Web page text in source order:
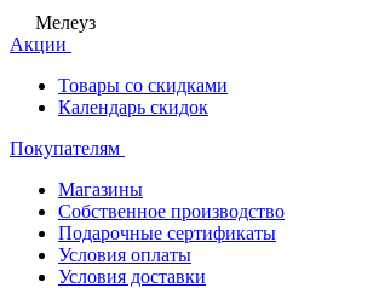
Мелеуз
Акции
Товары со скидками
Календарь скидок
Покупателям
Магазины
Собственное производство
Подарочные сертификаты
Условия оплаты
Условия доставки